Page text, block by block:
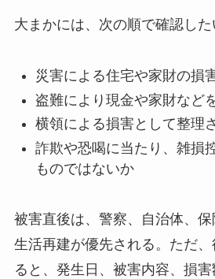
大まかには、次の順で確認した
災害による住宅や家財の損
盗難により現金や家財など
横領による損害として整理
詐欺や恐喝に当たり、雑損
ものではないか
被害直後は、警察、自治体、
生活再建が優先される。ただ、
ると、発生日、被害内容、損